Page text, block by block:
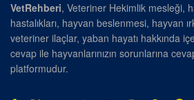
VetRehberi, Veteriner Hekimlik mesleği,
hastalıkları, hayvan beslenmesi, hayvan
veteriner ilaçlar, yaban hayatı hakkında
cevap ile hayvanlarınızın sorunlarına
platformudur.